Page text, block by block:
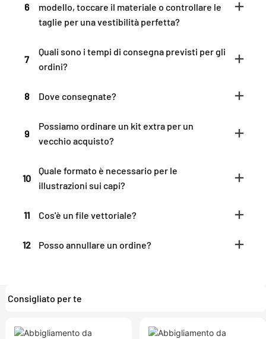
6
modello, toccare il materiale o controllare le
taglie per una vestibilità perfetta?
7
Quali sono i tempi di consegna previsti per gli
ordini?
8 Dove consegnate?
9
Possiamo ordinare un kit extra per un
vecchio acquisto?
10
Quale formato è necessario per le
illustrazioni sui capi?
11 Cos'è un file vettoriale?
12 Posso annullare un ordine?
Consigliato per te